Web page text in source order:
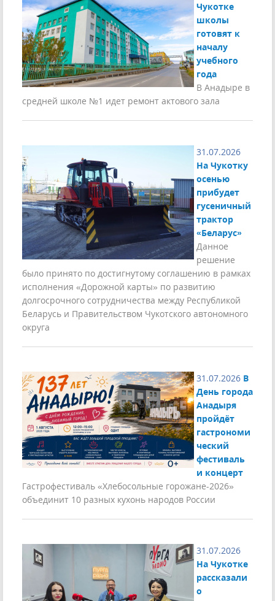
Чукотке
школы
готовят к
началу
учебного
года
В Анадыре в
средней школе №1 идет ремонт актового зала
31.07.2026
На Чукотку
осенью
прибудет
гусеничный
трактор
«Беларус»
Данное
решение
было принято по достигнутому соглашению в рамках
исполнения «Дорожной карты» по развитию
долгосрочного сотрудничества между Республикой
Беларусь и Правительством Чукотского автономного
округа
31.07.2026 В
День города
Анадыря
пройдёт
гастрономи
ческий
фестиваль
и концерт
Гастрофестиваль «Хлебосольные горожане-2026»
объединит 10 разных кухонь народов России
31.07.2026
На Чукотке
рассказали
о